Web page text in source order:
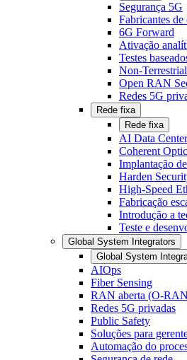
Segurança 5G
Fabricantes
6G Forward
Ativação
Testes
Non-
Open RAN
Redes 5G
Rede fixa
Rede fixa
AI Data
Coherent
Implantação
Harden
High-Speed
Fabricação
Introdução a
Teste e
Global System Integrators
Global System
AIOps
Fiber Sensing
RAN aberta (O-
Redes 5G privadas
Public Safety
Soluções para
Automação do